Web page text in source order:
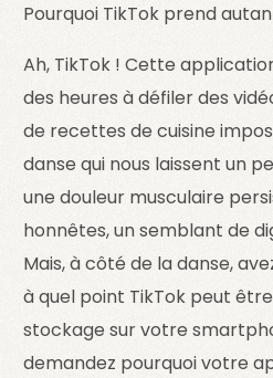
Pourquoi TikTok prend
Ah, TikTok ! Cette
des heures à défiler des
de recettes de cuisine
danse qui nous laissent un
une douleur musculaire
honnêtes, un semblant de
Mais, à côté de la danse,
à quel point TikTok peut
stockage sur votre
demandez pourquoi votre